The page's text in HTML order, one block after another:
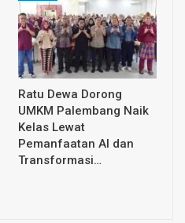
Ratu Dewa Dorong
UMKM Palembang Naik
Kelas Lewat
Pemanfaatan AI dan
Transformasi…